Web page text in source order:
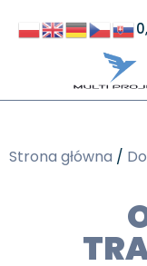
Strona główna /